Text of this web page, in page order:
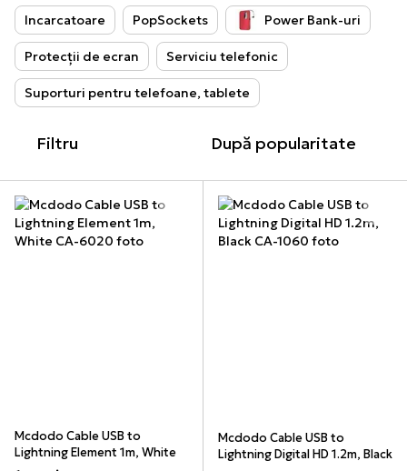
Incarcatoare PopSockets Power Bank-uri
Protecții de ecran Serviciu telefonic
Suporturi pentru telefoane, tablete
Filtru După popularitate
Mcdodo Cable USB to
Lightning Element 1m, White
Mcdodo Cable USB to
Lightning Digital HD 1.2m, Black